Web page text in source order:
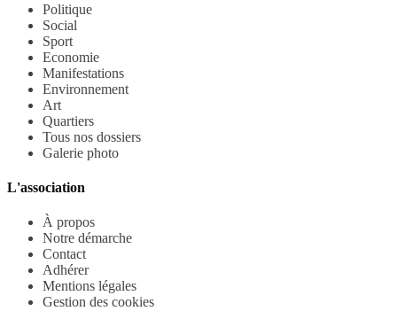
Politique
Social
Sport
Economie
Manifestations
Environnement
Art
Quartiers
Tous nos dossiers
Galerie photo
L'association
À propos
Notre démarche
Contact
Adhérer
Mentions légales
Gestion des cookies